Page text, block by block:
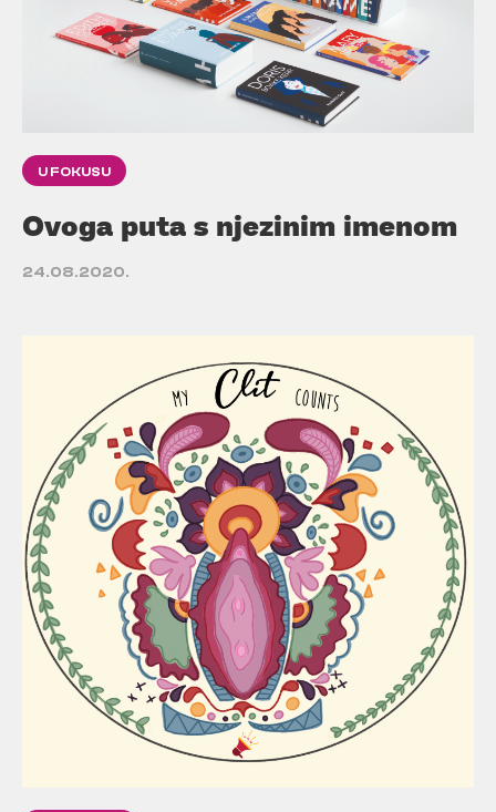
U FOKUSU
Ovoga puta s njezinim imenom
24.08.2020.